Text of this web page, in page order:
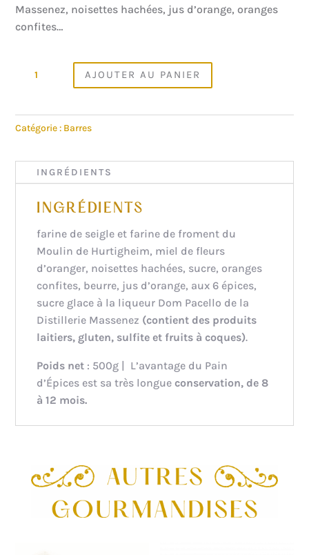
Massenez, noisettes hachées, jus d’orange, oranges
confites…
PAIN
DES
AJOUTER AU PANIER
Catégorie : Barres
INGRÉDIENTS
INGRÉDIENTS
farine de seigle et farine de froment du
Moulin de Hurtigheim, miel de fleurs
d’oranger, noisettes hachées, sucre, oranges
confites, beurre, jus d’orange, aux 6 épices,
sucre glace à la liqueur Dom Pacello de la
Distillerie Massenez (contient des produits
laitiers, gluten, sulfite et fruits à coques).
Poids net : 500g | L’avantage du Pain
d’Épices est sa très longue conservation, de 8
à 12 mois.